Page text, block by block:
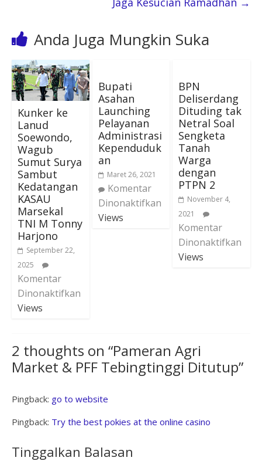
Anda Juga Mungkin Suka
Kunker ke
Lanud
Soewondo,
Wagub
Sumut Surya
Sambut
Kedatangan
KASAU
Marsekal
TNI M Tonny
Harjono
September 22,
2025
Komentar
Dinonaktifkan
Views
Bupati
Asahan
Launching
Pelayanan
Administrasi
Kependuduk
an
Maret 26, 2021
Komentar
Dinonaktifkan
Views
BPN
Deliserdang
Dituding tak
Netral Soal
Sengketa
Tanah
Warga
dengan
PTPN 2
November 4,
2021
Komentar
Dinonaktifkan
Views
2 thoughts on “Pameran Agri
Market & PFF Tebingtinggi Ditutup”
Pingback: go to website
Pingback: Try the best pokies at the online casino
Tinggalkan Balasan